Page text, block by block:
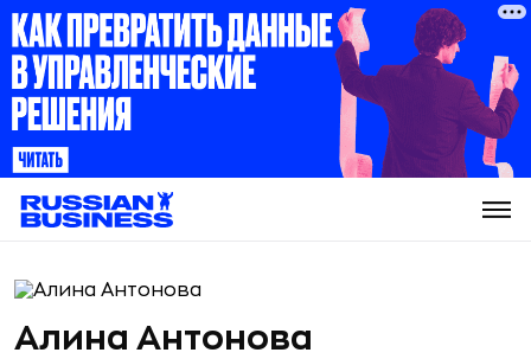
Алина Антонова